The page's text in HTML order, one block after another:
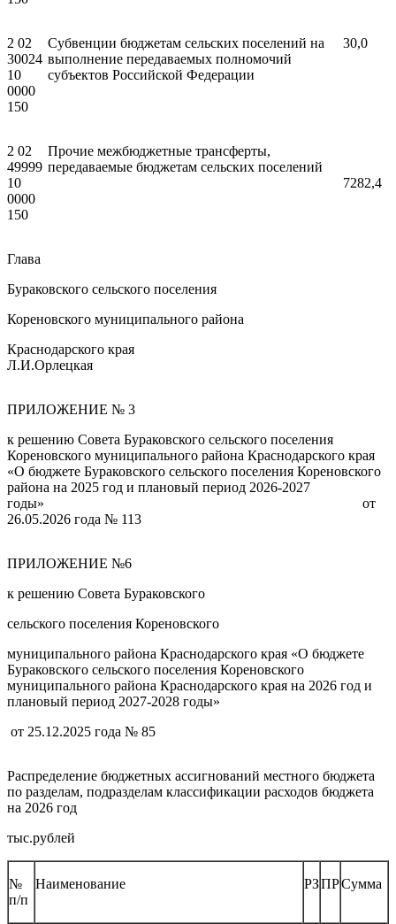
2 02
30024
10
0000
150
Субвенции бюджетам сельских поселений на
выполнение передаваемых полномочий
субъектов Российской Федерации
30,0
2 02
49999
10
0000
150
Прочие межбюджетные трансферты,
передаваемые бюджетам сельских поселений
7282,4
Глава
Бураковского сельского поселения
Кореновского муниципального района
Краснодарского края
Л.И.Орлецкая
ПРИЛОЖЕНИЕ № 3
к решению Совета Бураковского сельского поселения
Кореновского муниципального района Краснодарского края
«О бюджете Бураковского сельского поселения Кореновского
района на 2025 год и плановый период 2026-2027
годы» от
26.05.2026 года № 113
ПРИЛОЖЕНИЕ №6
к решению Совета Бураковского
сельского поселения Кореновского
муниципального района Краснодарского края «О бюджете
Бураковского сельского поселения Кореновского
муниципального района Краснодарского края на 2026 год и
плановый период 2027-2028 годы»
от 25.12.2025 года № 85
Распределение бюджетных ассигнований местного бюджета
по разделам, подразделам классификации расходов бюджета
на 2026 год
тыс.рублей
№
п/п
Наименование РЗПРСумма